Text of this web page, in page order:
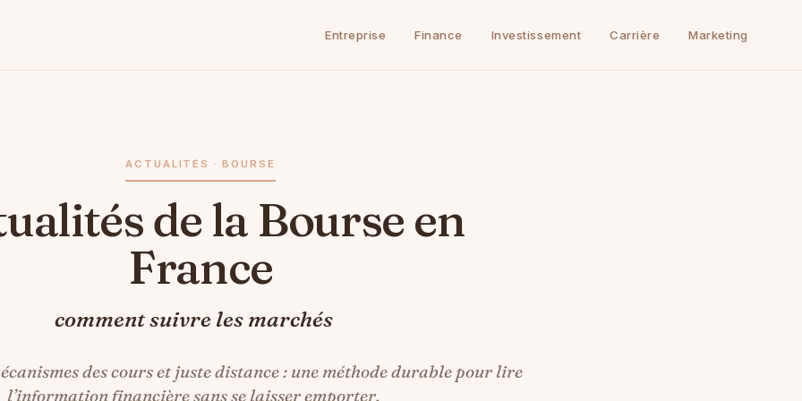
Entreprise Finance Investissement Carrière Marketing
ACTUALITÉS · BOURSE
France
comment suivre les marchés
des cours et juste distance : une méthode durable pour lire
l’information financière sans se laisser emporter.